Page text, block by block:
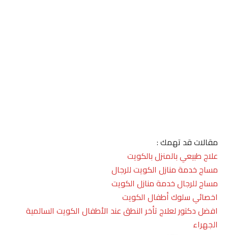
مقالات قد تهمك :
علاج طبيعي بالمنزل بالكويت
مساج خدمة منازل الكويت للرجال
مساج للرجال خدمة منازل الكويت
اخصائي سلوك أطفال الكويت
افضل دكتور لعلاج تأخر النطق عند الأطفال الكويت السالمية
الجهراء